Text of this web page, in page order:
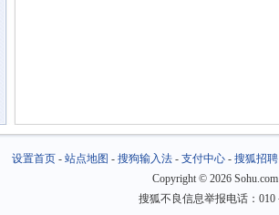
设置首页- 站点地图 - 搜狗输入法- 支付中心- 搜狐招聘
Copyright © 2026
搜狐不良信息举报电话：010